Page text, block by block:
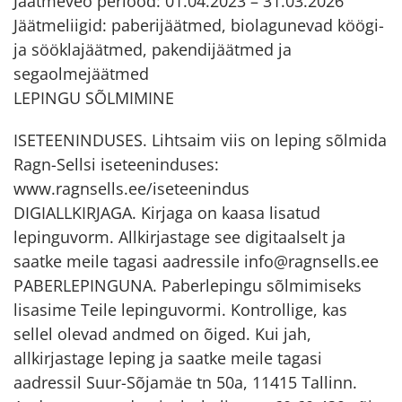
Jäätmeliigid: paberijäätmed, biolagunevad köögi-
ja sööklajäätmed, pakendijäätmed ja
segaolmejäätmed
LEPINGU SÕLMIMINE
ISETEENINDUSES. Lihtsaim viis on leping sõlmida
Ragn-Sellsi iseteeninduses:
www.ragnsells.ee/iseteenindus
DIGIALLKIRJAGA. Kirjaga on kaasa lisatud
lepinguvorm. Allkirjastage see digitaalselt ja
saatke meile tagasi aadressile info@ragnsells.ee
PABERLEPINGUNA. Paberlepingu sõlmimiseks
lisasime Teile lepinguvormi. Kontrollige, kas
sellel olevad andmed on õiged. Kui jah,
allkirjastage leping ja saatke meile tagasi
aadressil Suur-Sõjamäe tn 50a, 11415 Tallinn.